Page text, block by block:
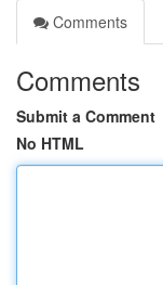
Comments
Comments
Submit a Comment
No HTML